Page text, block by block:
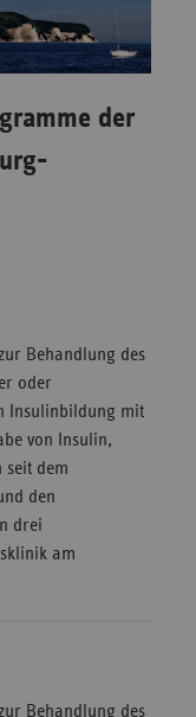
der
Behandlung des
oder
Insulinbildung mit
von Insulin,
seit dem
den
drei
am
Behandlung des